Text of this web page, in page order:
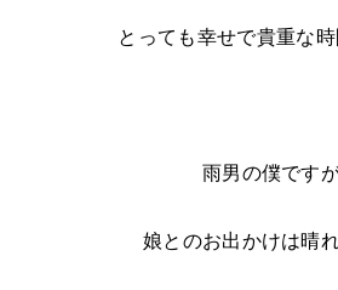
とっても幸せで貴重な
雨男の僕です
娘とのお出かけは晴